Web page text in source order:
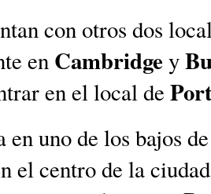
con otros dos
en Cambridge y
en el local de
en uno de los bajos
el centro de la